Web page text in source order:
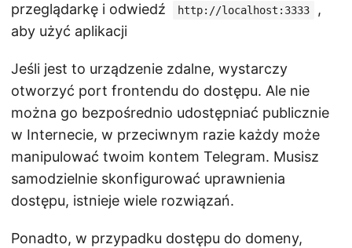
przeglądarkę i odwiedź
http://localhost:3333
,
aby użyć aplikacji
Jeśli jest to urządzenie zdalne, wystarczy
otworzyć port frontendu do dostępu. Ale nie
można go bezpośrednio udostępniać publicznie
w Internecie, w przeciwnym razie każdy może
manipulować twoim kontem Telegram. Musisz
samodzielnie skonfigurować uprawnienia
dostępu, istnieje wiele rozwiązań.
Ponadto, w przypadku dostępu do domeny,